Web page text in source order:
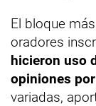
El bloque
oradores
hicieron uso
opiniones
variadas,